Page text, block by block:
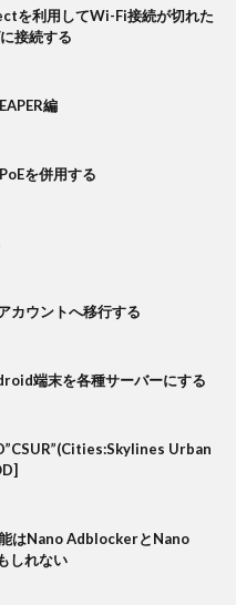
を利用してWi-Fi接続が切れた
接続する
編
を併用する
カウントへ移行する
端末を各種サーバーにする
Urban
はNano AdblockerとNano
しれない